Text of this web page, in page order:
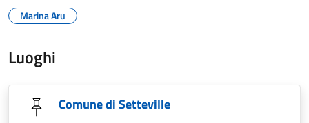
Marina Aru
Luoghi
Comune di Setteville